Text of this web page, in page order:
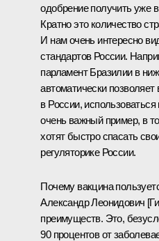
одобрение получить уже
Кратно это количество
И нам очень интересно
стандартов России.
парламент Бразилии в
автоматически позволяет
в России,
очень важный пример, в
хотят быстро спасать
регуляторике России.
Почему вакцина
Александр Леонидович
преимуществ. Это,
90 процентов от